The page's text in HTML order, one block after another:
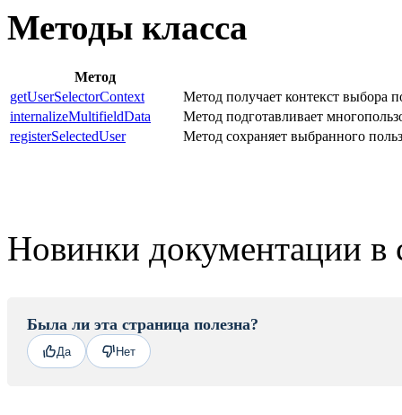
Методы класса
Метод
getUserSelectorContext
Метод получает контекст выбора
internalizeMultifieldData
Метод подготавливает
registerSelectedUser
Метод сохраняет выбранного
Новинки документации в
Была ли эта страница полезна?
Да Нет